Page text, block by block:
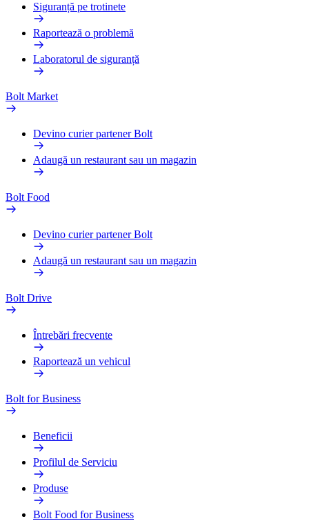
Siguranță pe trotinete
Raportează o problemă
Laboratorul de siguranță
Bolt Market
Devino curier partener Bolt
Adaugă un restaurant sau un magazin
Bolt Food
Devino curier partener Bolt
Adaugă un restaurant sau un magazin
Bolt Drive
Întrebări frecvente
Raportează un vehicul
Bolt for Business
Beneficii
Profilul de Serviciu
Produse
Bolt Food for Business